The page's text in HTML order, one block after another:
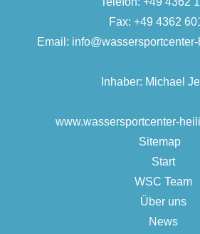
Fax: +49 4362
Email:
Inhaber: Michael
www.wassersportcenter-
Sitemap
Start
WSC Team
Über uns
News